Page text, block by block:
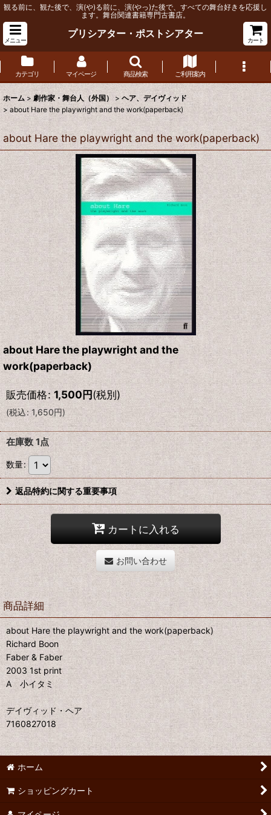
観る前に、観た後で、演(や)る前に、演(やっ)た後で、すべての舞台好きを応援し
ます。舞台関連書籍専門古書店。
メニュー
プリシアター・ポストシアター
カート
カテゴリ マイページ 商品検索 ご利用案内
ホーム > 劇作家・舞台人（外国） > ヘア、デイヴィッド
> about Hare the playwright and the work(paperback)
about Hare the playwright and the work(paperback)
about Hare the playwright and the
work(paperback)
販売価格: 1,500円(税別)
(税込: 1,650円)
在庫数 1点
数量:
返品特約に関する重要事項
カートに入れる
お問い合わせ
商品詳細
about Hare the playwright and the work(paperback)
Richard Boon
Faber & Faber
2003 1st print
A 小イタミ
デイヴィッド・ヘア
7160827018
ホーム
ショッピングカート